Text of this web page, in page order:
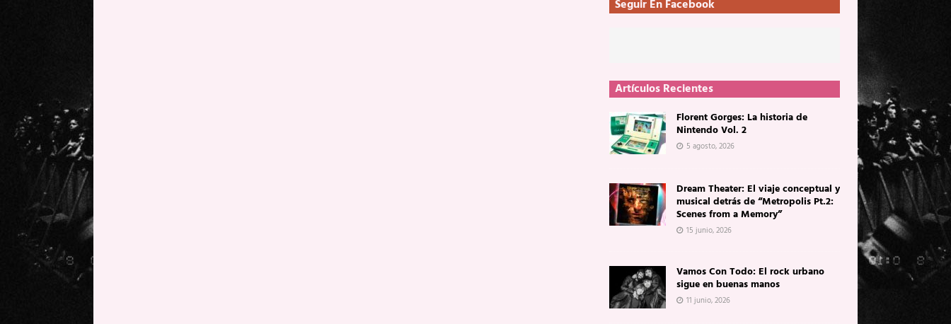
Seguir En Facebook
Artículos Recientes
Florent Gorges: La historia de
Nintendo Vol. 2
5 agosto, 2026
Dream Theater: El viaje conceptual y
musical detrás de “Metropolis Pt.2:
Scenes from a Memory”
15 junio, 2026
Vamos Con Todo: El rock urbano
sigue en buenas manos
11 junio, 2026